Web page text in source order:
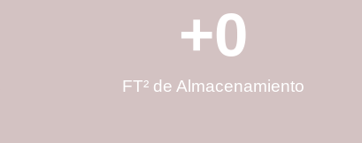
FT² de Almacenamiento
+0